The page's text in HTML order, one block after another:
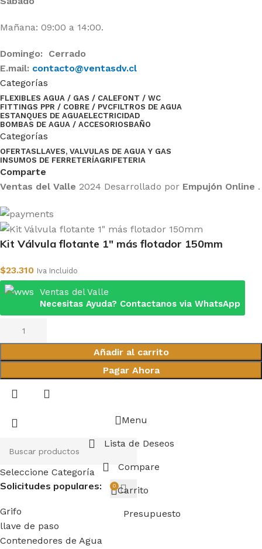
Mañana: 09:00 a 14:00.
Domingo: Cerrado
E.mail: contacto@ventasdv.cl
Categorías
FLEXIBLES AGUA / GAS / CALEFONT / WC
FITTINGS PPR / COBRE / PVCFILTROS DE AGUA
ESTANQUES DE AGUAELECTRICIDAD
BOMBAS DE AGUA / ACCESORIOSBAÑO
Categorías
OFERTASLLAVES, VALVULAS DE AGUA Y GAS
INSUMOS DE FERRETERÍAGRIFETERIA
Comparte
Ventas del Valle 2024 Desarrollado por Empujón Online .
Kit Válvula flotante 1″ más flotador 150mm
$23.310 Iva Incluido
Ventas del Valle
Necesitas Ayuda? Contactanos via WhatsApp
Añadir al carrito
Pagar Ahora
Seleccione Categoría
Solicitudes populares:
Grifo
llave de paso
Contenedores de Agua
Menu
Lista de Deseos
Compare
0 Carrito
Presupuesto